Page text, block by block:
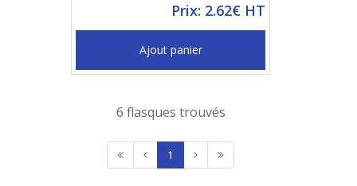
Prix: 2.62€ HT
Ajout panier
6 flasques trouvés
1